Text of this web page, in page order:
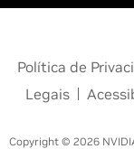
Política de
Legais
Copyright © 2026